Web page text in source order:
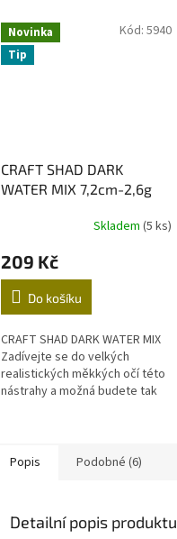
Novinka
Tip
CRAFT SHAD DARK
WATER MIX 7,2cm-2,6g
Skladem (5 ks)
209 Kč
Do košíku
CRAFT SHAD DARK WATER MIX
Zadívejte se do velkých
realistických měkkých očí této
nástrahy a možná budete tak
Kód: 5940
Popis Podobné (6)
Detailní popis produktu